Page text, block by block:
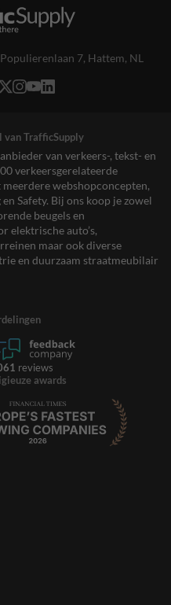
Populierenlaan 7, Hattem, NL
van TrafficSupply
van verkeers-, tekst- en
verkeersgerelateerde
webshopconcepten,
Safety. Bij ons koop je zowel
beugels en
elektrische auto’s,
maar ook diverse
en duurzaam straatmeubilair
reviews
awards